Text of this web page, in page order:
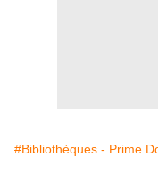
#Bibliothèques - Prime